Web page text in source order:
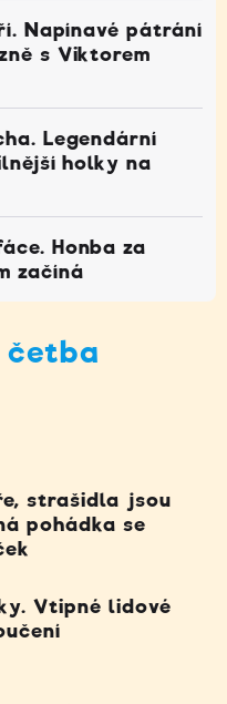
Napínavé pátrání
s Viktorem
Legendární
holky na
Honba za
začíná
četba
strašidla jsou
pohádka se
Vtipné lidové